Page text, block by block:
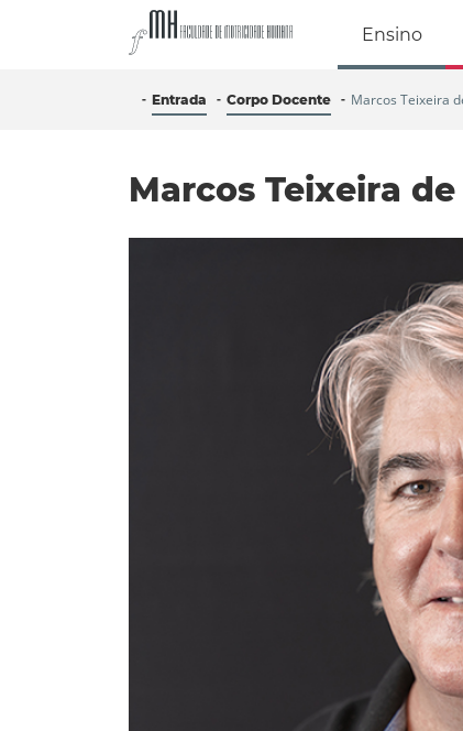
Faculdade de
Ensino
Entrada Corpo Docente Marcos Teixeira
Marcos Teixeira